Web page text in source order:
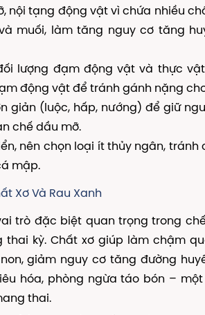
nội tạng động vật vì chứa nhiều
muối, làm tăng nguy cơ tăng
lượng đạm động vật và thực
động vật để tránh gánh nặng
giản (luộc, hấp, nướng) để giữ
chế dầu mỡ.
nên chọn loại ít thủy ngân, tránh
mập.
Xơ Và Rau Xanh
trò đặc biệt quan trọng trong
thai kỳ. Chất xơ giúp làm chậm
giảm nguy cơ tăng đường
hóa, phòng ngừa táo bón –
thai.